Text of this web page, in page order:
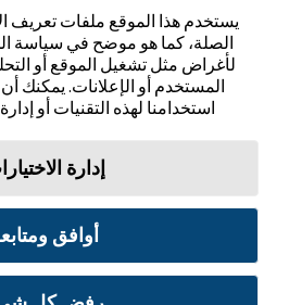
يستخدم هذا الموقع ملفات تعريف
الصلة، كما هو موضح في سياسة
لأغراض مثل تشغيل الموقع أو
المستخدم أو الإعلانات. يمكنك
استخدامنا لهذه التقنيات أو
إدارة
أوافق